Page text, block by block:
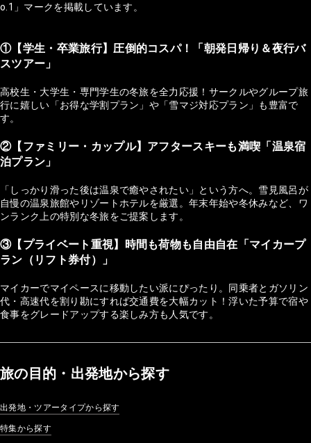
o.1」マークを掲載しています。
①【学生・卒業旅行】圧倒的コスパ！「朝発日帰り＆夜行バ
スツアー」
高校生・大学生・専門学生の冬旅を全力応援！サークルやグループ旅
行に嬉しい「お得な学割プラン」や「雪マジ対応プラン」も豊富で
す。
②【ファミリー・カップル】アフタースキーも満喫「温泉宿
泊プラン」
「しっかり滑った後は温泉で癒やされたい」という方へ。雪見風呂が
自慢の温泉旅館やリゾートホテルを厳選。年末年始や冬休みなど、ワ
ンランク上の特別な冬旅をご提案します。
③【プライベート重視】時間も荷物も自由自在「マイカープ
ラン（リフト券付）」
マイカーでマイペースに移動したい派にぴったり。同乗者とガソリン
代・高速代を割り勘にすれば交通費を大幅カット！浮いた予算で宿や
食事をグレードアップする楽しみ方も人気です。
旅の目的・出発地から探す
出発地・ツアータイプから探す
特集から探す